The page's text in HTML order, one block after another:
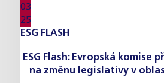
03
25
ESG FLASH
ESG Flash: Evropská komise
na změnu legislativy v